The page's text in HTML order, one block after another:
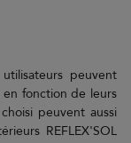
peuvent
fonction de leurs
peuvent aussi
REFLEX'SOL